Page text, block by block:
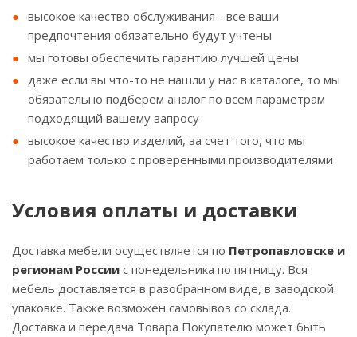
высокое качество обслуживания - все ваши
предпочтения обязательно будут учтены
мы готовы обеспечить гарантию лучшей цены
даже если вы что-то не нашли у нас в каталоге, то мы
обязательно подберем аналог по всем параметрам
подходящий вашему запросу
высокое качество изделий, за счет того, что мы
работаем только с проверенными производителями
Условия оплаты и доставки
Доставка мебели осуществляется по Петропавловске и
регионам России с понедельника по пятницу. Вся
мебель доставляется в разобранном виде, в заводской
упаковке. Также возможен самовывоз со склада.
Доставка и передача Товара Покупателю может быть